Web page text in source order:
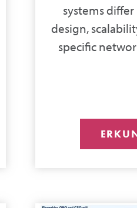
systems
design,
specific